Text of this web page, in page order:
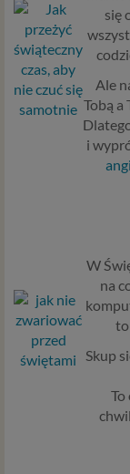
się
Ale
Tobą
i
W
na
to
Skup
To
Twoje dane w
usłudze
mogą być
technologiach
lub naszych
urządzeniach,
naszych usług.
Podstawa i
podstaw
przypadkach
zasady trzy z
wykonania
w naszym
Jeśli
danej
zakresie